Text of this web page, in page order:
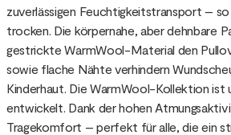
zuverlässigen Feuchtigkeitstransport –
trocken. Die körpernahe, aber dehnbare
gestrickte WarmWool-Material den
sowie flache Nähte verhindern
Kinderhaut. Die WarmWool-Kollektion ist
entwickelt. Dank der hohen
Tragekomfort – perfekt für alle, die ein